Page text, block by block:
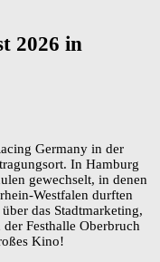
2026 in
Germany in der
In Hamburg
gewechselt, in denen
Westfalen durften
das Stadtmarketing,
Festhalle Oberbruch
Kino!